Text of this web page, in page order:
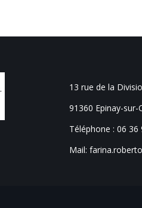
13 rue de la
91360 Epinay-sur-
Téléphone : 06 36
Mail: